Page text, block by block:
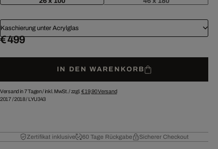
Kaschierung unter Acrylglas
€ 499
IN DEN WARENKORB
Versand in 7 Tagen /inkl. MwSt. / zzgl. € 19,90Versand
2017/2018/ LYU343
Zertifikat inklusive 60 Tage Rückgabe Sicherer Checkout